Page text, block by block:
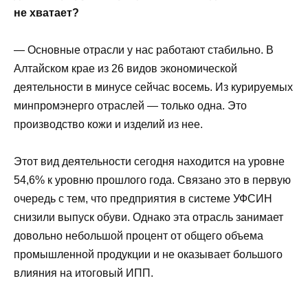
не хватает?
— Основные отрасли у нас работают стабильно. В
Алтайском крае из 26 видов экономической
деятельности в минусе сейчас восемь. Из курируемых
минпромэнерго отраслей — только одна. Это
производство кожи и изделий из нее.
Этот вид деятельности сегодня находится на уровне
54,6% к уровню прошлого года. Связано это в первую
очередь с тем, что предприятия в системе УФСИН
снизили выпуск обуви. Однако эта отрасль занимает
довольно небольшой процент от общего объема
промышленной продукции и не оказывает большого
влияния на итоговый ИПП.